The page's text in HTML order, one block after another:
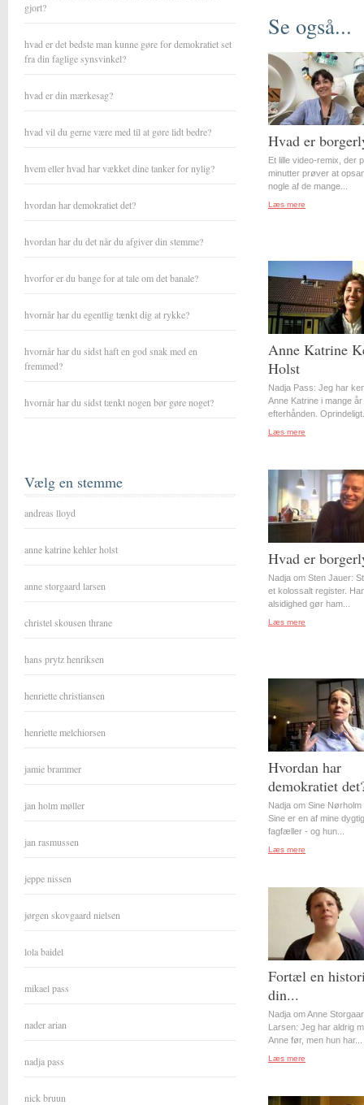
gjort?
hvad er det bedste man kunne gøre for demokratiet set
fra din faglige synsvinkel?
hvad er din mærkesag?
hvad vil du gerne være med til at gøre lidt bedre?
hvem eller hvad har vækket dine tanker for nylig?
hvordan har demokratiet det?
hvordan har du det når du afgiver din stemme?
hvorfor er du bange for at tale om det banale?
hvornår har du egentlig tænkt dig at rykke?
hvornår har du sidst haft en god snak med en
fremmed?
hvornår har du sidst tænkt nogen bør gøre noget?
Vælg en stemme
andreas lloyd
anne katrine kehler holst
anne storgaard larsen
christel skousen thrane
hans prytz henriksen
henriette christiansen
henriette melchiorsen
jamie brammer
jan holm møller
jan rasmussen
jeppe nissen
jørgen skovgaard nielsen
lola baidel
mikael pass
nader arian
nadja pass
nick bruun
Se også...
Hvad er
Et lille video-remix, der
minutter prøver at
nogle af de mange...
Læs mere
Anne Katrine
Holst
Nadja Pass: Jeg har
Anne Katrine i mange år
efterhånden.
Læs mere
Hvad er
Nadja om Sten Jauer:
et kolossalt register.
alsidighed gør ham...
Læs mere
Hvordan har
demokratiet
Nadja om Sine
Sine er en af mine
fagfæller - og hun...
Læs mere
Fortæl en
din...
Nadja om Anne
Larsen: Jeg har aldrig
Anne før, men hun har...
Læs mere